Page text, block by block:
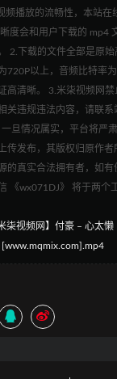
频播放的流畅性，本站在
度会和用户下载的 mp4
2.下载的文件全部是原
720P以上，音频比特率
高清晰。 3.米柒视频网
关违规违法内容，请联系
一旦情况属实，平台将严
传发布，其版权归原作者
的真实合法拥有者，如
《wx071DJ》 将于两个
柒视频网】付豪 – 心太
[www.mqmix.com].mp4